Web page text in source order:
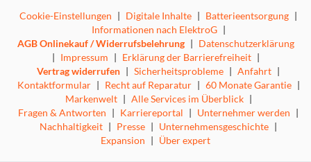
Cookie-Einstellungen | Digitale Inhalte | Batterieentsorgung |
Informationen nach ElektroG |
AGB Onlinekauf / Widerrufsbelehrung | Datenschutzerklärung
| Impressum | Erklärung der Barrierefreiheit |
Vertrag widerrufen | Sicherheitsprobleme | Anfahrt |
Kontaktformular | Recht auf Reparatur | 60 Monate Garantie |
Markenwelt | Alle Services im Überblick |
Fragen & Antworten | Karriereportal | Unternehmer werden |
Nachhaltigkeit | Presse | Unternehmensgeschichte |
Expansion | Über expert